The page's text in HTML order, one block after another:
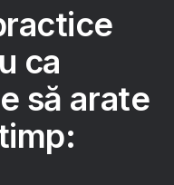
ca
să arate